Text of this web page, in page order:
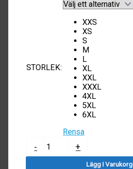
STORLEK:
XXS
XS
S
M
L
XL
XXL
XXXL
4XL
5XL
6XL
Rensa
-
Hoodie
mängd
+
Lägg I Varukorg